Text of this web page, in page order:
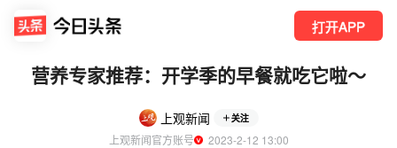
打开APP
营养专家推荐：开学季的早餐就吃它啦～
上观新闻 关注
上观新闻官方账号
  2023-2-12 13:00